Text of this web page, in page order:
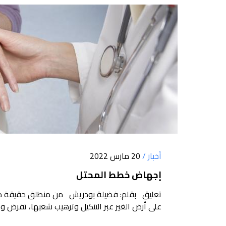
أخبار /20 مارس 2022
إجهاض خطط المحتل
تعليق بقلم: فضيلة بودريش من منطلق حقيقة
على أرض الغير عبر التنكيل وترهيب شعبها، تفرض